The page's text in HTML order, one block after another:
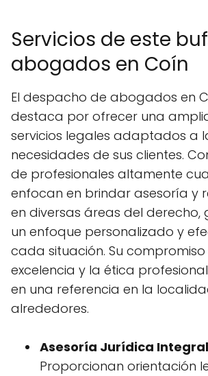
Servicios de este
abogados en Coín
El despacho de abogados en
destaca por ofrecer una
servicios legales adaptados a
necesidades de sus clientes.
de profesionales altamente
enfocan en brindar asesoría y
en diversas áreas del
un enfoque personalizado y
cada situación. Su
excelencia y la ética
en una referencia en la
alrededores.
Asesoría Jurídica Integral
Proporcionan orientación